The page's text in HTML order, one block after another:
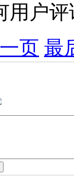
用户评
页 最